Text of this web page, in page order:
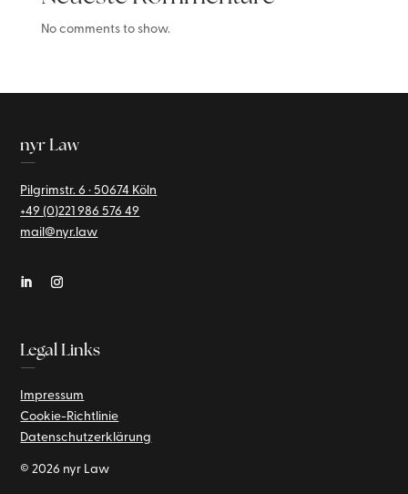
No comments to show.
nyr Law
—
Pilgrimstr. 6 · 50674 Köln
+49 (0)221986 576 49
mail@nyr.law
Legal Links
—
Impressum
Cookie-Richtlinie
Datenschutzerklärung
© 2026 nyr Law